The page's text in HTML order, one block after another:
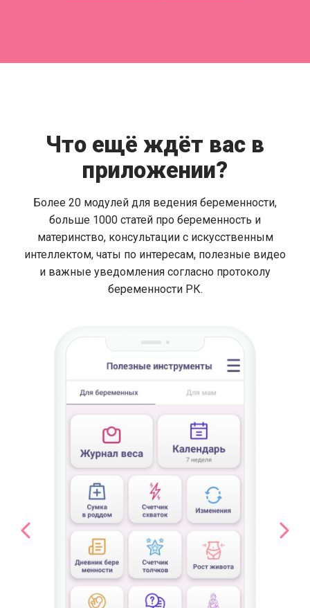
Что ещё ждёт вас в
приложении?
Более 20 модулей для ведения беременности,
больше 1000 статей про беременность и
материнство, консультации с искусственным
интеллектом, чаты по интересам, полезные видео
и важные уведомления согласно протоколу
беременности РК.